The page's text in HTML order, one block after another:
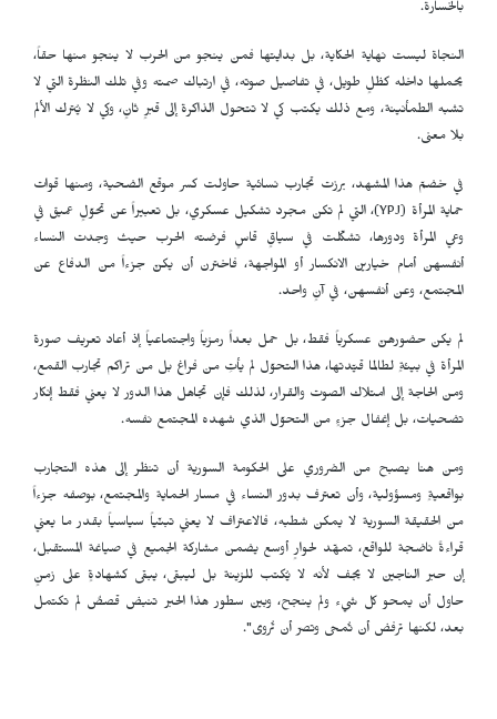
بالخسارة.
النجاة ليست نهاية الحكاية، بل بدايتها فمن ينجو من الحرب لا ينجو منها حقاً،
يحملها داخله كظلٍ طويل، في تفاصيل صوته، في ارتباك صمته وفي تلك النظرة التي لا
تشبه الطمأنينة، ومع ذلك يكتب كي لا تتحول الذاكرة إلى قبرٍ ثانٍ، وكي لا يُترك الألم
بلا معنى.
في خضمّ هذا المشهد، برزت تجارب نسائية حاولت كسر موقع الضحية، ومنها قوات
حماية المرأة (YPJ)، التي لم تكن مجرد تشكيل عسكري، بل تعبيراً عن تحوّلٍ عميق في
وعي المرأة ودورها، تشكّلت في سياقٍ قاسٍ فرضته الحرب حيث وجدت النساء
أنفسهن أمام خيارين الانكسار أو المواجهة، فاخترن أن يكنّ جزءاً من الدفاع عن
المجتمع، وعن أنفسهن، في آنٍ واحد.
لم يكن حضورهنّ عسكرياً فقط، بل حمل بعداً رمزياً واجتماعياً إذ أعاد تعريف صورة
المرأة في بيئةٍ لطالما قيّدتها، هذا التحوّل لم يأتِ من فراغ بل من تراكم تجارب القمع،
ومن الحاجة إلى امتلاك الصوت والقرار، لذلك فإن تجاهل هذا الدور لا يعني فقط إنكار
تضحيات، بل إغفال جزءٍ من التحوّل الذي شهده المجتمع نفسه.
ومن هنا يصبح من الضروري على الحكومة السورية أن تنظر إلى هذه التجارب
بواقعيةٍ ومسؤولية، وأن تعترف بدور النساء في مسار الحماية والمجتمع، بوصفه جزءاً
من الحقيقة السورية لا يمكن شطبه، فالاعتراف لا يعني تبنّياً سياسياً بقدر ما يعني
قراءةً ناضجة للواقع، تمهّد لحوارٍ أوسع يضمن مشاركة الجميع في صياغة المستقبل،
إن حبر الناجين لا يجف لأنه لا يُكتب للزينة بل ليبقى، يبقى كشهادةٍ على زمنٍ
حاول أن يمحو كل شيء ولم ينجح، وبين سطور هذا الحبر تنبض قصصٌ لم تكتمل
بعد، لكنها ترفض أن تُمحى وتصرّ أن تُروى".